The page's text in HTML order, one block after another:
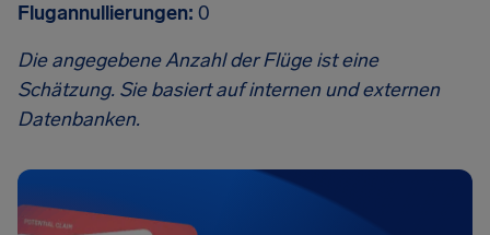
Flugannullierungen: 0
Die angegebene Anzahl der Flüge ist eine
Schätzung. Sie basiert auf internen und externen
Datenbanken.